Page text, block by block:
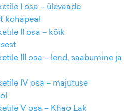
I osa – ülevaade
kohapeal
II osa – kõik
III osa – lend, saabumine ja
IV osa – majutuse
V osa – Khao Lak